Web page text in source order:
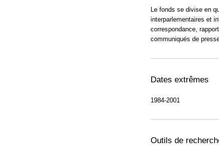
Le fonds se divise en
interparlementaires et
correspondance,
communiqués de
Dates extrêmes
1984-2001
Outils de